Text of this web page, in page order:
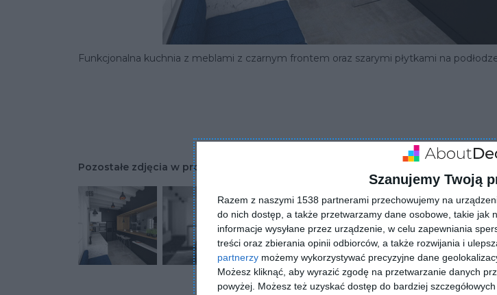
Szanujemy Twoją
Razem z naszymi 1538 partnerami przechowujemy na
do nich dostęp, a także przetwarzamy dane osobowe, takie jak
informacje wysyłane przez urządzenie, w celu zapewniania
treści oraz zbierania opinii odbiorców, a także rozwijania i
partnerzy możemy wykorzystywać precyzyjne dane
Możesz kliknąć, aby wyrazić zgodę na przetwarzanie danych
powyżej. Możesz też uzyskać dostęp do bardziej
Funkcjonalna kuchnia z meblami z czarnym frontem oraz szarymi płytkami na
Pozostałe zdjęcia w projekcie: